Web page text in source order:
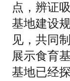
点，辨证
基地建设
见，共同
展示食育
基地已经